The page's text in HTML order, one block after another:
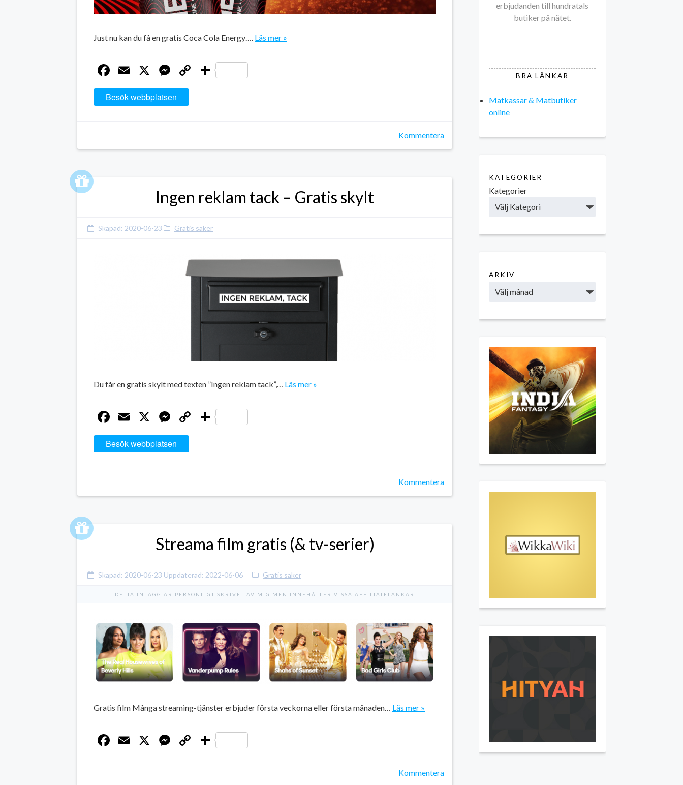
Just nu kan du få en gratis Coca Cola Energy…. Läs mer »
Facebook
Email
X Messenger
CopyDela
Besök webbplatsen
Kommentera
Ingen reklam tack – Gratis skylt
Skapad: 2020-06-23 Gratis saker
Du får en gratis skylt med texten ”Ingen reklam tack”,… Läs mer »
Facebook
Email
X Messenger
CopyDela
Besök webbplatsen
Kommentera
Streama film gratis (& tv-serier)
Skapad: 2020-06-23 Uppdaterad: 2022-06-06 Gratis saker
DETTA INLÄGG ÄR PERSONLIGT SKRIVET AV MIG MEN INNEHÅLLER VISSA AFFILIATELÄNKAR
Gratis film Många streaming-tjänster erbjuder första veckorna eller första månaden… Läs mer »
Facebook
Email
X Messenger
CopyDela
Kommentera
erbjudanden till hundratals
butiker på nätet.
BRA LÄNKAR
Matkassar & Matbutiker
online
KATEGORIER
Kategorier
ARKIV